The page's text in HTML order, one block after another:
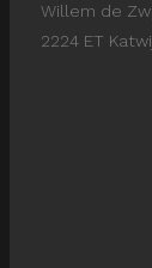
Willem de
2224 ET